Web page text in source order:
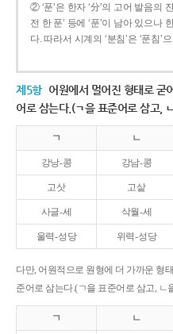
② ‘푼’은 한자 ‘分’의 고어 발음의
전 한 푼’ 등에 ‘푼’이 남아 있으나
다. 따라서 시계의 ‘분침’은 ‘푼침’
제5항 어원에서 멀어진 형태로 굳
어로 삼는다.(ㄱ을 표준어로 삼고,
ㄱ ㄴ
강낭-콩 강남-콩
고삿 고샅
사글-세 삭월-세
울력-성당 위력-성당
다만, 어원적으로 원형에 더 가까운 형
준어로 삼는다.(ㄱ을 표준어로 삼고, ㄴ
ㄱ ㄴ